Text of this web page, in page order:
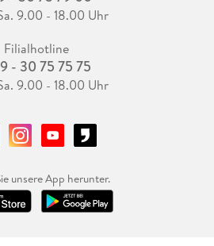
9.00 - 18.00 Uhr
Filialhotline
- 30 75 75 75
9.00 - 18.00 Uhr
unsere App herunter.